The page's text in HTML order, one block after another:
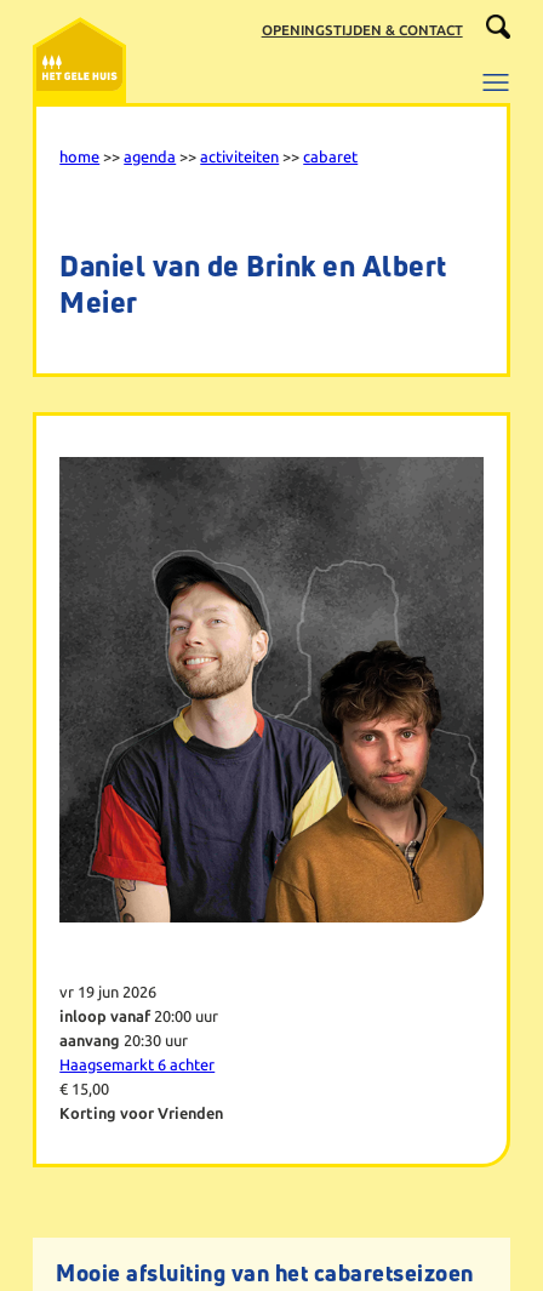
naar
inhoud
OPENINGSTIJDEN & CONTACT
home >>agenda >>activiteiten >>cabaret
Daniel van de Brink en Albert
Meier
vr 19 jun 2026
inloop vanaf20:00 uur
aanvang 20:30 uur
Haagsemarkt 6 achter
€ 15,00
Korting voor Vrienden
Mooie afsluiting van het cabaretseizoen